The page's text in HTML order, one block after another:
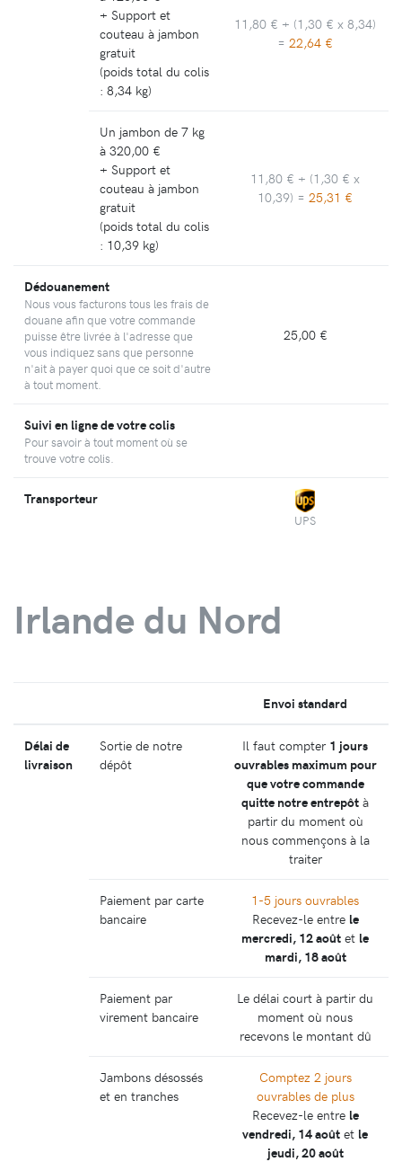
+ Support et
couteau à jambon
gratuit
(poids total du colis
: 8,34 kg)
11,80 € + (1,30 € x 8,34)
= 22,64 €
Un jambon de 7 kg
à 320,00 €
+ Support et
couteau à jambon
gratuit
(poids total du colis
: 10,39 kg)
11,80 € + (1,30 € x
10,39) = 25,31 €
Dédouanement
Nous vous facturons tous les frais de
douane afin que votre commande
puisse être livrée à l'adresse que
vous indiquez sans que personne
n'ait à payer quoi que ce soit d'autre
à tout moment.
25,00 €
Suivi en ligne de votre colis
Pour savoir à tout moment où se
trouve votre colis.
Transporteur
UPS
Irlande du Nord
Envoi standard
Délai de
livraison
Sortie de notre
dépôt
Il faut compter 1 jours
ouvrables maximum pour
que votre commande
quitte notre entrepôt à
partir du moment où
nous commençons à la
traiter
Paiement par carte
bancaire
1-5 jours ouvrables
Recevez-le entre le
mercredi, 12 août et le
mardi, 18 août
Paiement par
virement bancaire
Le délai court à partir du
moment où nous
recevons le montant dû
Jambons désossés
et en tranches
Comptez 2 jours
ouvrables de plus
Recevez-le entre le
vendredi, 14 août et le
jeudi, 20 août